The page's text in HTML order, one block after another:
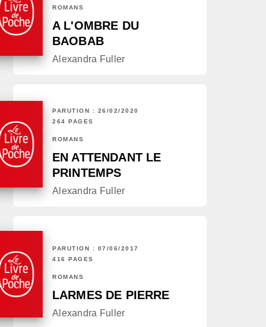
ROMANS
A L'OMBRE DU
BAOBAB
Alexandra Fuller
PARUTION : 26/02/2020
264 PAGES
ROMANS
EN ATTENDANT LE
PRINTEMPS
Alexandra Fuller
PARUTION : 07/06/2017
416 PAGES
ROMANS
LARMES DE PIERRE
Alexandra Fuller